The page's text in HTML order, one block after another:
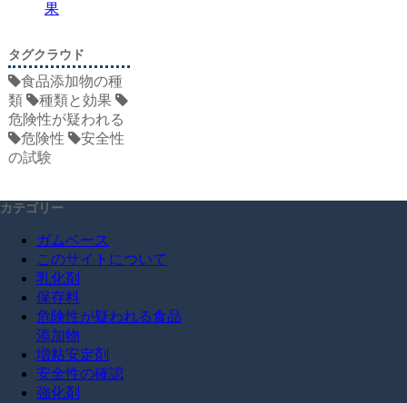
果
タグクラウド
食品添加物の種
類
種類と効果
危険性が疑われる
危険性
安全性
の試験
カテゴリー
ガムベース
このサイトについて
乳化剤
保存料
危険性が疑われる食品
添加物
増粘安定剤
安全性の確認
強化剤